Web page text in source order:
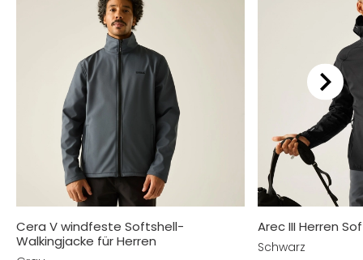
Cera V windfeste Softshell-
Walkingjacke für Herren
Arec III Herren
Schwarz